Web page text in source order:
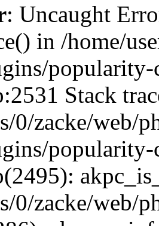
: Uncaught
in /home/
Stack
0/zacke/web/
0/zacke/web/